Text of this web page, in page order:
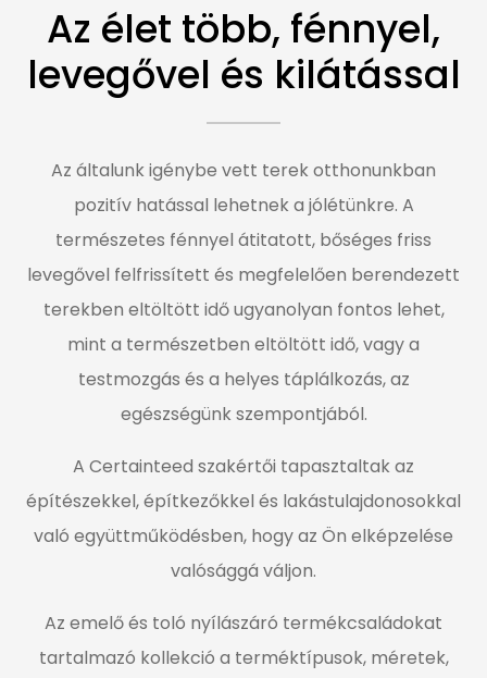
Az élet több, fénnyel,
levegővel és kilátással
Az általunk igénybe vett terek otthonunkban
pozitív hatással lehetnek a jólétünkre. A
természetes fénnyel átitatott, bőséges friss
levegővel felfrissített és megfelelően berendezett
terekben eltöltött idő ugyanolyan fontos lehet,
mint a természetben eltöltött idő, vagy a
testmozgás és a helyes táplálkozás, az
egészségünk szempontjából.
A Certainteed szakértői tapasztaltak az
építészekkel, építkezőkkel és lakástulajdonosokkal
való együttműködésben, hogy az Ön elképzelése
valósággá váljon.
Az emelő és toló nyílászáró termékcsaládokat
tartalmazó kollekció a terméktípusok, méretek,